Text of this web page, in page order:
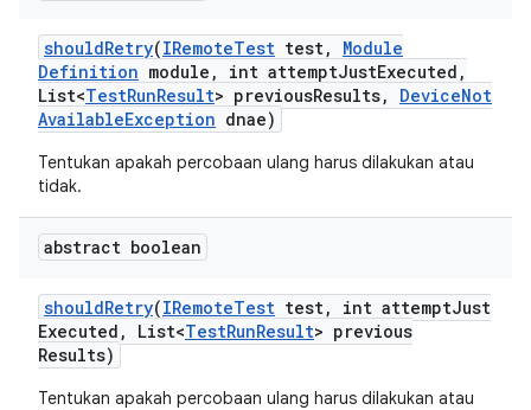
shouldRetry(IRemoteTest test,
Module
Definition module , int attemptJustExecuted ,
List<TestRunResult> previousResults, DeviceNot
AvailableException dnae)
Tentukan apakah percobaan ulang harus dilakukan atau
tidak.
abstract boolean
shouldRetry(IRemoteTest test, int attemptJust
Executed , List<TestRunResult> previous
Results)
Tentukan apakah percobaan ulang harus dilakukan atau